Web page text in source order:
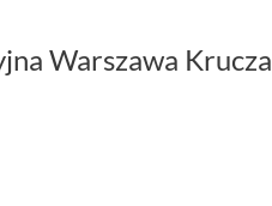
Warszawa Krucza